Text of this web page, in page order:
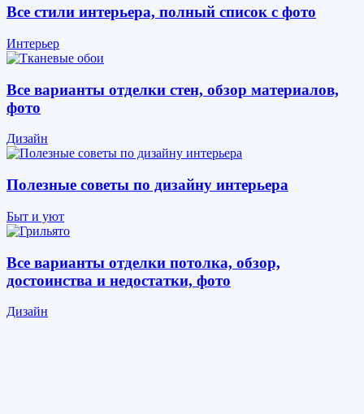
Все стили интерьера, полный список с фото
Интерьер
Все варианты отделки стен, обзор материалов,
фото
Дизайн
Полезные советы по дизайну интерьера
Быт и уют
Все варианты отделки потолка, обзор,
достоинства и недостатки, фото
Дизайн